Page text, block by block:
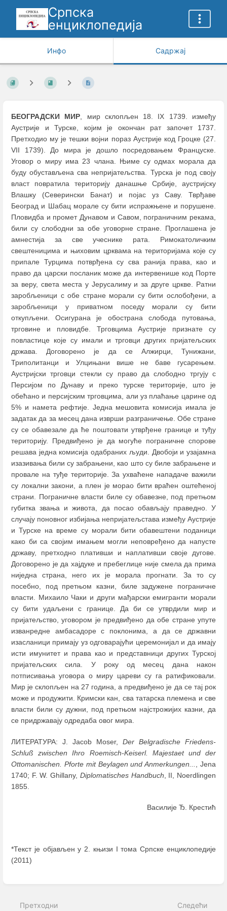
Српска
енциклопедија
Инфо Садржај
БЕОГРАДСКИ МИР, мир склопљен 18. IX 1739. између
Аустрије и Турске, којим је окончан рат започет 1737.
Претходио му је тешки војни пораз Аустрије код Гроцке (27.
VII 1739). До мира је дошло посредовањем Француске.
Уговор о миру има 23 члана. Њиме су одмах морала да
буду обустављена сва непријатељства. Турска је под своју
власт повратила територију данашње Србије, аустријску
Влашку (Северински Банат) и појас уз Саву. Тврђаве
Београд и Шабац морале су бити испражњене и порушене.
Пловидба и промет Дунавом и Савом, пограничним рекама,
били су слободни за обе уговорне стране. Проглашена је
амнестија за све учеснике рата. Римокатоличким
свештеницима и њиховим црквама на територијама које су
припале Турцима потврђена су сва ранија права, као и
право да царски посланик може да интервенише код Порте
за веру, света места у Јерусалиму и за друге цркве. Ратни
заробљеници с обе стране морали су бити ослобођени, а
заробљеници у приватном поседу морали су бити
откупљени. Осигурана је обострана слобода путовања,
трговине и пловидбе. Трговцима Аустрије признате су
повластице које су имали и трговци других пријатељских
држава. Договорено је да се Алжирци, Тунижани,
Триполитанци и Улцињани више не баве гусарењем.
Аустријски трговци стекли су право да слободно тргују с
Персијом по Дунаву и преко турске територије, што је
обећано и персијским трговцима, али уз плаћање царине од
5% и намета рефтије. Једна мешовита комисија имала је
задатак да за месец дана изврши разграничење. Обе стране
су се обавезале да ће поштовати утврђене границе и туђу
територију. Предвиђено је да могуће пограничне спорове
решава једна комисија одабраних људи. Двобоји и узајамна
изазивања били су забрањени, као што су биле забрањене и
провале на туђе територије. За ухваћене нападаче важили
су локални закони, а плен је морао бити враћен оштећеној
страни. Пограничне власти биле су обавезне, под претњом
губитка звања и живота, да посао обављају праведно. У
случају поновног избијања непријатељстава између Аустрије
и Турске на време су морали бити обавештени поданици
како би са својим имањем могли неповређено да напусте
државу, претходно плативши и наплативши своје дугове.
Договорено је да хајдуке и пребеглице није смела да прима
ниједна страна, него их је морала прогнати. За то су
посебно, под претњом казни, биле задужене пограничне
власти. Михаило Чаки и други мађарски емигранти морали
су бити удаљени с границе. Да би се утврдили мир и
пријатељство, уговором је предвиђено да обе стране упуте
изванредне амбасадоре с поклонима, а да се државни
изасланици примају уз одговарајући церемонијал и да имају
исти имунитет и права као и представници других Турској
пријатељских сила. У року од месец дана након
потписивања уговора о миру цареви су га ратификовали.
Мир је склопљен на 27 година, а предвиђено је да се тај рок
може и продужити. Кримски кан, сва татарска племена и све
власти били су дужни, под претњом најстрожијих казни, да
се придржавају одредаба овог мира.
ЛИТЕРАТУРА: J. Jacob Moser, Der Belgradische Friedens-
Schluß zwischen Ihro Roemisch-Keiserl. Majestaet und der
Ottomanischen. Pforte mit Beylagen und Anmerkungen...
, Jena
1740; F. W. Ghillany, Diplomatisches Handbuch , II, Noerdlingen
1855.
Василије Ђ. Крестић
*Текст је објављен у 2. књизи I тома Српске енциклопедије
(2011)
mode
Претходни Следећи